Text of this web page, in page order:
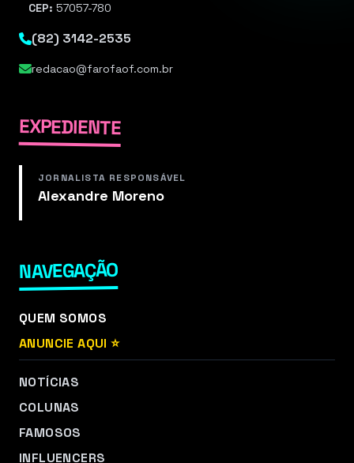
CEP: 57057-780
(82) 3142-2535
redacao@farofaof.com.br
EXPEDIENTE
JORNALISTA RESPONSÁVEL
Alexandre Moreno
NAVEGAÇÃO
QUEM SOMOS
ANUNCIE AQUI ⭐
NOTÍCIAS
COLUNAS
FAMOSOS
INFLUENCERS